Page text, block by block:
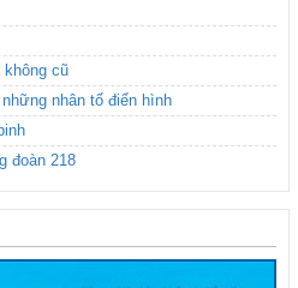
cũ
nhân tố điển hình
đoàn 218